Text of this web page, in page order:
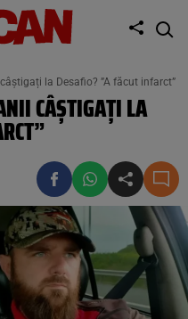
la Desafio? ”A făcut infarct”
CÂȘTIGAȚI LA